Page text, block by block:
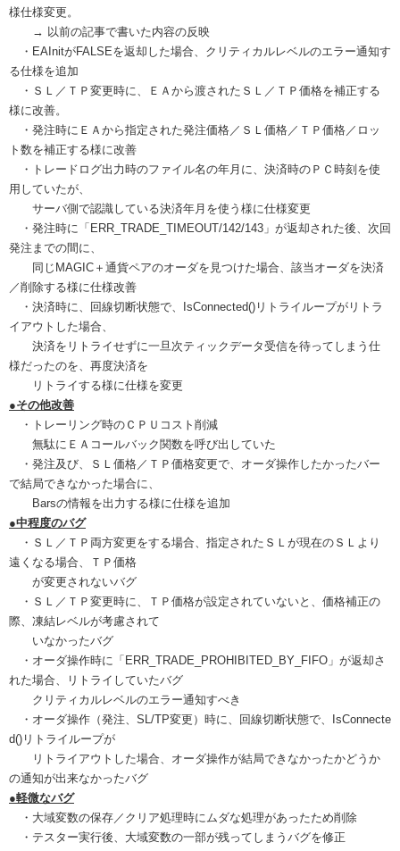
様仕様変更。
→ 以前の記事で書いた内容の反映
・EAInitがFALSEを返却した場合、クリティカルレベルのエラー通知す
る仕様を追加
・ＳＬ／ＴＰ変更時に、ＥＡから渡されたＳＬ／ＴＰ価格を補正する
様に改善。
・発注時にＥＡから指定された発注価格／ＳＬ価格／ＴＰ価格／ロッ
ト数を補正する様に改善
・トレードログ出力時のファイル名の年月に、決済時のＰＣ時刻を使
用していたが、
サーバ側で認識している決済年月を使う様に仕様変更
・発注時に「ERR_TRADE_TIMEOUT/142/143」が返却された後、次回
発注までの間に、
同じMAGIC＋通貨ペアのオーダを見つけた場合、該当オーダを決済
／削除する様に仕様改善
・決済時に、回線切断状態で、IsConnected()リトライループがリトラ
イアウトした場合、
決済をリトライせずに一旦次ティックデータ受信を待ってしまう仕
様だったのを、再度決済を
リトライする様に仕様を変更
●その他改善
・トレーリング時のＣＰＵコスト削減
無駄にＥＡコールバック関数を呼び出していた
・発注及び、ＳＬ価格／ＴＰ価格変更で、オーダ操作したかったバー
で結局できなかった場合に、
Barsの情報を出力する様に仕様を追加
●中程度のバグ
・ＳＬ／ＴＰ両方変更をする場合、指定されたＳＬが現在のＳＬより
遠くなる場合、ＴＰ価格
が変更されないバグ
・ＳＬ／ＴＰ変更時に、ＴＰ価格が設定されていないと、価格補正の
際、凍結レベルが考慮されて
いなかったバグ
・オーダ操作時に「ERR_TRADE_PROHIBITED_BY_FIFO」が返却さ
れた場合、リトライしていたバグ
クリティカルレベルのエラー通知すべき
・オーダ操作（発注、SL/TP変更）時に、回線切断状態で、IsConnecte
d()リトライループが
リトライアウトした場合、オーダ操作が結局できなかったかどうか
の通知が出来なかったバグ
●軽微なバグ
・大域変数の保存／クリア処理時にムダな処理があったため削除
・テスター実行後、大域変数の一部が残ってしまうバグを修正